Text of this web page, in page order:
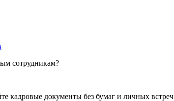
сотрудникам?
кадровые документы без бумаг и личных встреч